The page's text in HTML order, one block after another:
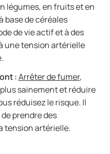
légumes, en fruits et en
base de céréales
de vie actif et à des
une tension artérielle
:Arrêter de fumer,
sainement et réduire
réduisez le risque. Il
prendre des
tension artérielle.